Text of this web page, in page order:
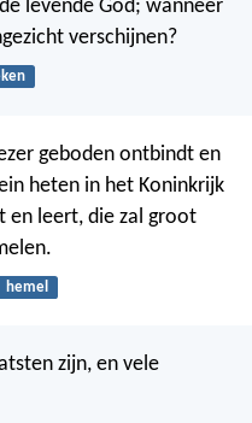
levende God; wanneer
verschijnen?
geboden ontbindt en
heten in het Koninkrijk
en leert, die zal groot
hemel
zijn, en vele